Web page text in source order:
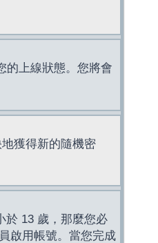
的上線狀態。您將會
獲得新的隨機密
於 13 歲，那麼您必
啟用帳號。當您完成